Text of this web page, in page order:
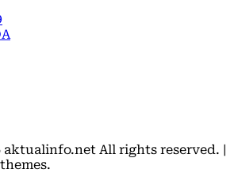
aktualinfo.net All rights reserved. |